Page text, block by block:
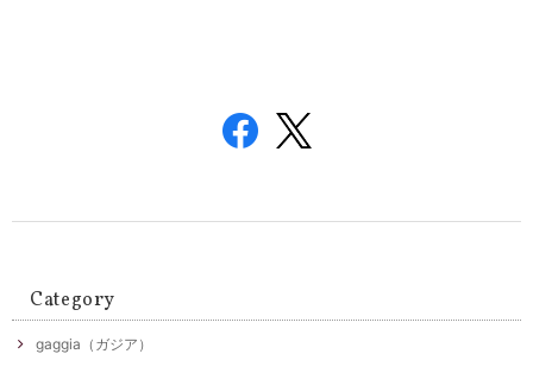
Category
gaggia（ガジア）